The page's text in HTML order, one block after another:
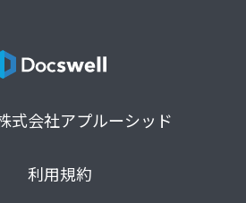
式会社アプルーシッド
利用規約